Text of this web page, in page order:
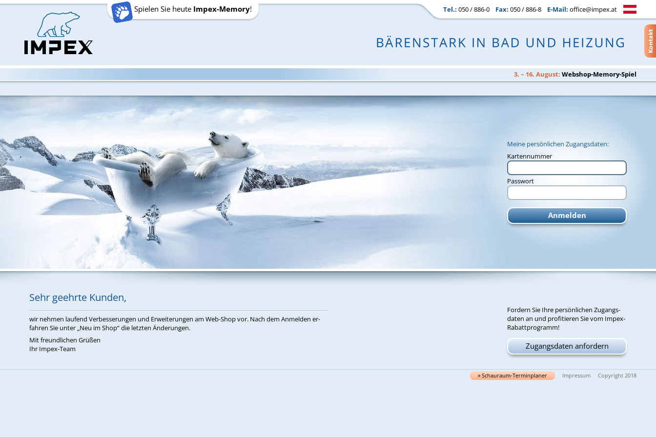
Tel.: 050 / 886-0 Fax: 050 / 886-8 E-Mail: office@impex.at
Spielen Sie heute Impex-Memory!
3. – 16. August: Webshop-Memory-Spiel
Meine persönlichen Zugangsdaten:
Kartennummer
Passwort
For­dern Sie Ih­re per­sön­li­chen Zu­gangs­
da­ten an und pro­fi­tie­ren Sie vom Im­pex-
Ra­batt­pro­gramm!
Zugangsdaten anfordern
Sehr ge­ehr­te Kun­den,
wir neh­men lau­fend Ver­bes­se­run­gen und Er­wei­te­run­gen am Web-Shop vor. Nach dem An­mel­den er­
fah­ren Sie un­ter „Neu im Shop“ die letz­ten Än­de­run­gen.
Mit freund­li­chen Grü­ßen
Ihr Im­pex-Team
» Schau­raum-Ter­min­pla­ner Impressum Copyright 2018